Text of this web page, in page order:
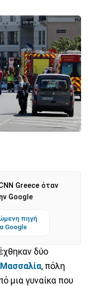
Greece όταν
Google
πηγή
Google
δύο
Μασσαλία, πόλη
μια γυναίκα που